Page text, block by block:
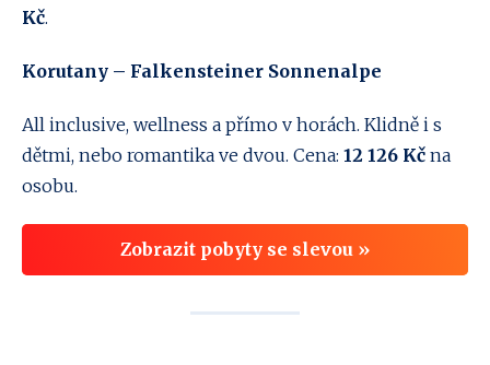
Kč.
Korutany – Falkensteiner Sonnenalpe
All inclusive, wellness a přímo v horách. Klidně i s
dětmi, nebo romantika ve dvou. Cena: 12 126 Kč na
osobu.
Zobrazit pobyty se slevou »